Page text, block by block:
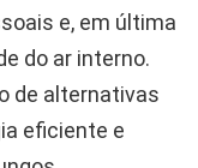
e, em última
do ar interno.
de alternativas
eficiente e